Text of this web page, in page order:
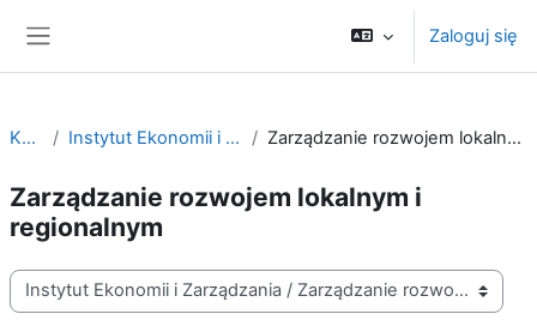
Zaloguj się
Kursy Instytut Ekonomii i Zarządzania Zarządzanie rozwojem lokalnym i regionalnym
Zarządzanie rozwojem lokalnym i
regionalnym
Kategorie kursów